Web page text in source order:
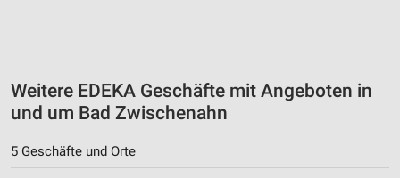
Weitere EDEKA Geschäfte mit Angeboten in
und um Bad Zwischenahn
5 Geschäfte und Orte